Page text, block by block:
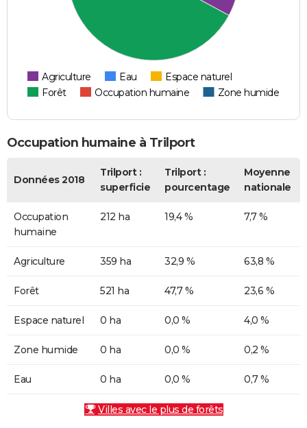
Agriculture Eau
Espace naturel
Forêt
Occupation humaine Zone humide
Occupation humaine à Trilport
Données 2018
Trilport :
superficie
Trilport :
pourcentage
Moyenne
nationale
Occupation
humaine
212 ha 19,4 % 7,7 %
Agriculture 359 ha 32,9 % 63,8 %
Forêt 521 ha 47,7 % 23,6 %
Espace naturel 0 ha 0,0 % 4,0 %
Zone humide 0 ha 0,0 % 0,2 %
Eau 0 ha 0,0 % 0,7 %
Villes avec le plus de forêts